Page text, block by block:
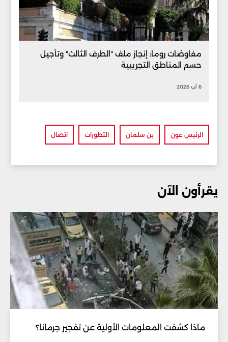
مفاوضات روما: إنجاز ملف "الطرف الثالث" وتأجيل
حسم المناطق التجريبية
6 آب 2026
الرئيس عون بن سلمان التطورات اتصال
يقرأون الآن
ماذا كشفت المعلومات الأولية عن تفجير جرمانا؟